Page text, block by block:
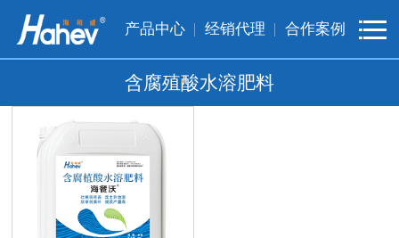
产品中心 经销代理 合作案例
含腐殖酸水溶肥料